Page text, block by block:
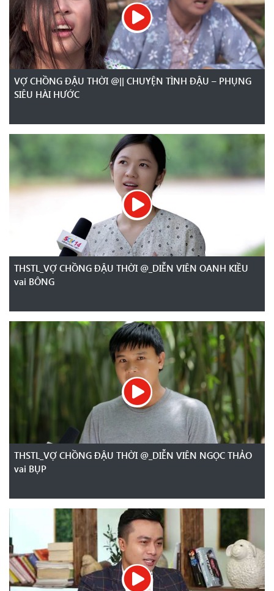
VỢ CHỒNG ĐẬU THỜI @|| CHUYỆN TÌNH ĐẬU – PHỤNG
SIÊU HÀI HƯỚC
THSTL_VỢ CHỒNG ĐẬU THỜI @_DIỄN VIÊN OANH KIỀU
vai BÔNG
THSTL_VỢ CHỒNG ĐẬU THỜI @_DIỄN VIÊN NGỌC THẢO
vai BỤP